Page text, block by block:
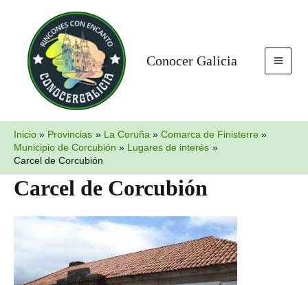
contenido
Conocer Galicia
Inicio Provincias La Coruña
Comarca de Finisterre
Municipio de Corcubión
Lugares de interés
Carcel de Corcubión
Carcel de Corcubión